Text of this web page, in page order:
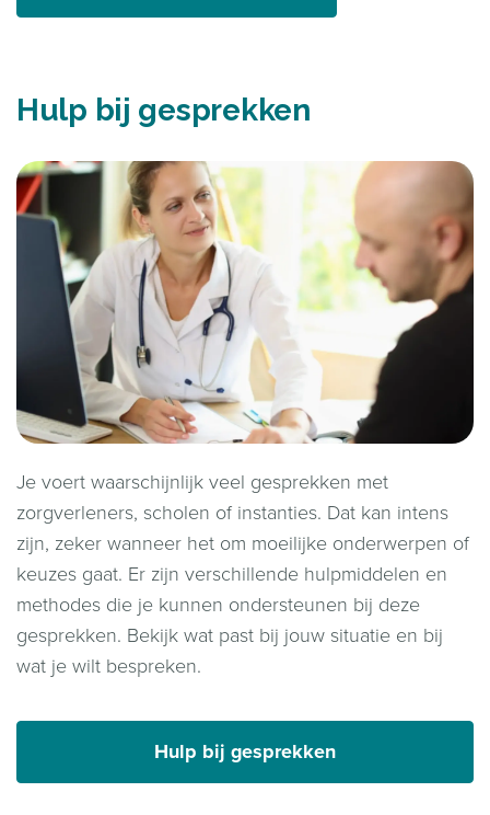
Hulp bij gesprekken
Je voert waarschijnlijk veel gesprekken met
zorgverleners, scholen of instanties. Dat kan intens
zijn, zeker wanneer het om moeilijke onderwerpen of
keuzes gaat. Er zijn verschillende hulpmiddelen en
methodes die je kunnen ondersteunen bij deze
gesprekken. Bekijk wat past bij jouw situatie en bij
wat je wilt bespreken.
Hulp bij gesprekken